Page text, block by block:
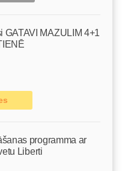
GATAVI MAZULIM 4+1
programma ar
Liberti